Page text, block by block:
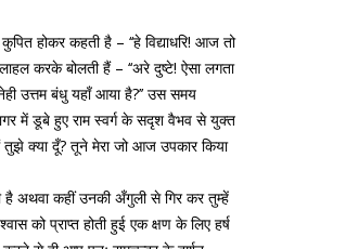
होकर कहती है – ‘‘हे विद्याधरि! आज तो
करके बोलती हैं – ‘‘अरे दुष्टे! ऐसा लगता
उत्तम बंधु यहाँ आया है?’’ उस समय
में डूबे हुए राम स्वर्ग के सदृश वैभव से युक्त
मैं तुझे क्या दूँ? तूने मेरा जो आज उपकार किया
है अथवा कहीं उनकी अँगुली से गिर कर तुम्हें
को प्राप्त होती हुई एक क्षण के लिए हर्ष